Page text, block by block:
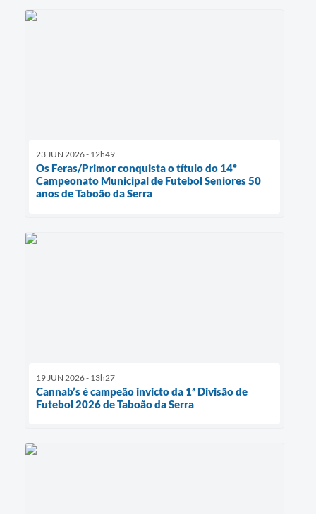
23 JUN 2026 - 12h49
Os Feras/Primor conquista o título do 14º
Campeonato Municipal de Futebol Seniores 50
anos de Taboão da Serra
19 JUN 2026 - 13h27
Cannab’s é campeão invicto da 1ª Divisão de
Futebol 2026 de Taboão da Serra